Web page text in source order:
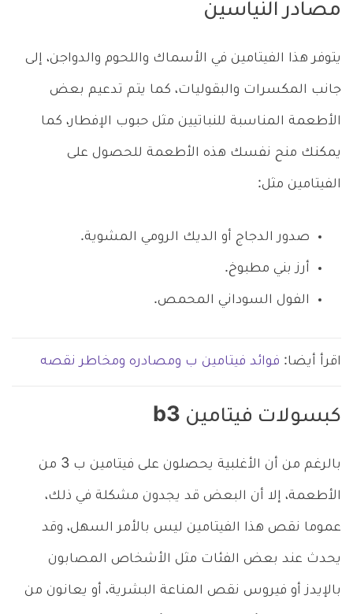
مصادر النياسين
يتوفر هذا الفيتامين في الأسماك واللحوم والدواجن، إلى
جانب المكسرات والبقوليات، كما يتم تدعيم بعض
الأطعمة المناسبة للنباتيين مثل حبوب الإفطار، كما
يمكنك منح نفسك هذه الأطعمة للحصول على
الفيتامين مثل:
صدور الدجاج أو الديك الرومي المشوية.
أرز بني مطبوخ.
الفول السوداني المحمص.
اقرأ أيضا: فوائد فيتامين ب ومصادره ومخاطر نقصه
كبسولات فيتامين b3
بالرغم من أن الأغلبية يحصلون على فيتامين ب 3 من
الأطعمة، إلا أن البعض قد يجدون مشكلة في ذلك،
عموما نقص هذا الفيتامين ليس بالأمر السهل، وقد
يحدث عند بعض الفئات مثل الأشخاص المصابون
بالإيدز أو فيروس نقص المناعة البشرية، أو يعانون من